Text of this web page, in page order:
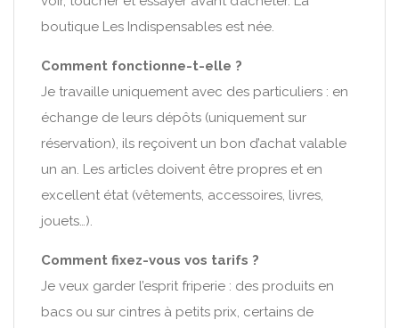
boutique Les Indispensables est née.
Comment fonctionne-t-elle ?
Je travaille uniquement avec des particuliers : en
échange de leurs dépôts (uniquement sur
réservation), ils reçoivent un bon d’achat valable
un an. Les articles doivent être propres et en
excellent état (vêtements, accessoires, livres,
jouets…).
Comment fixez-vous vos tarifs ?
Je veux garder l’esprit friperie : des produits en
bacs ou sur cintres à petits prix, certains de